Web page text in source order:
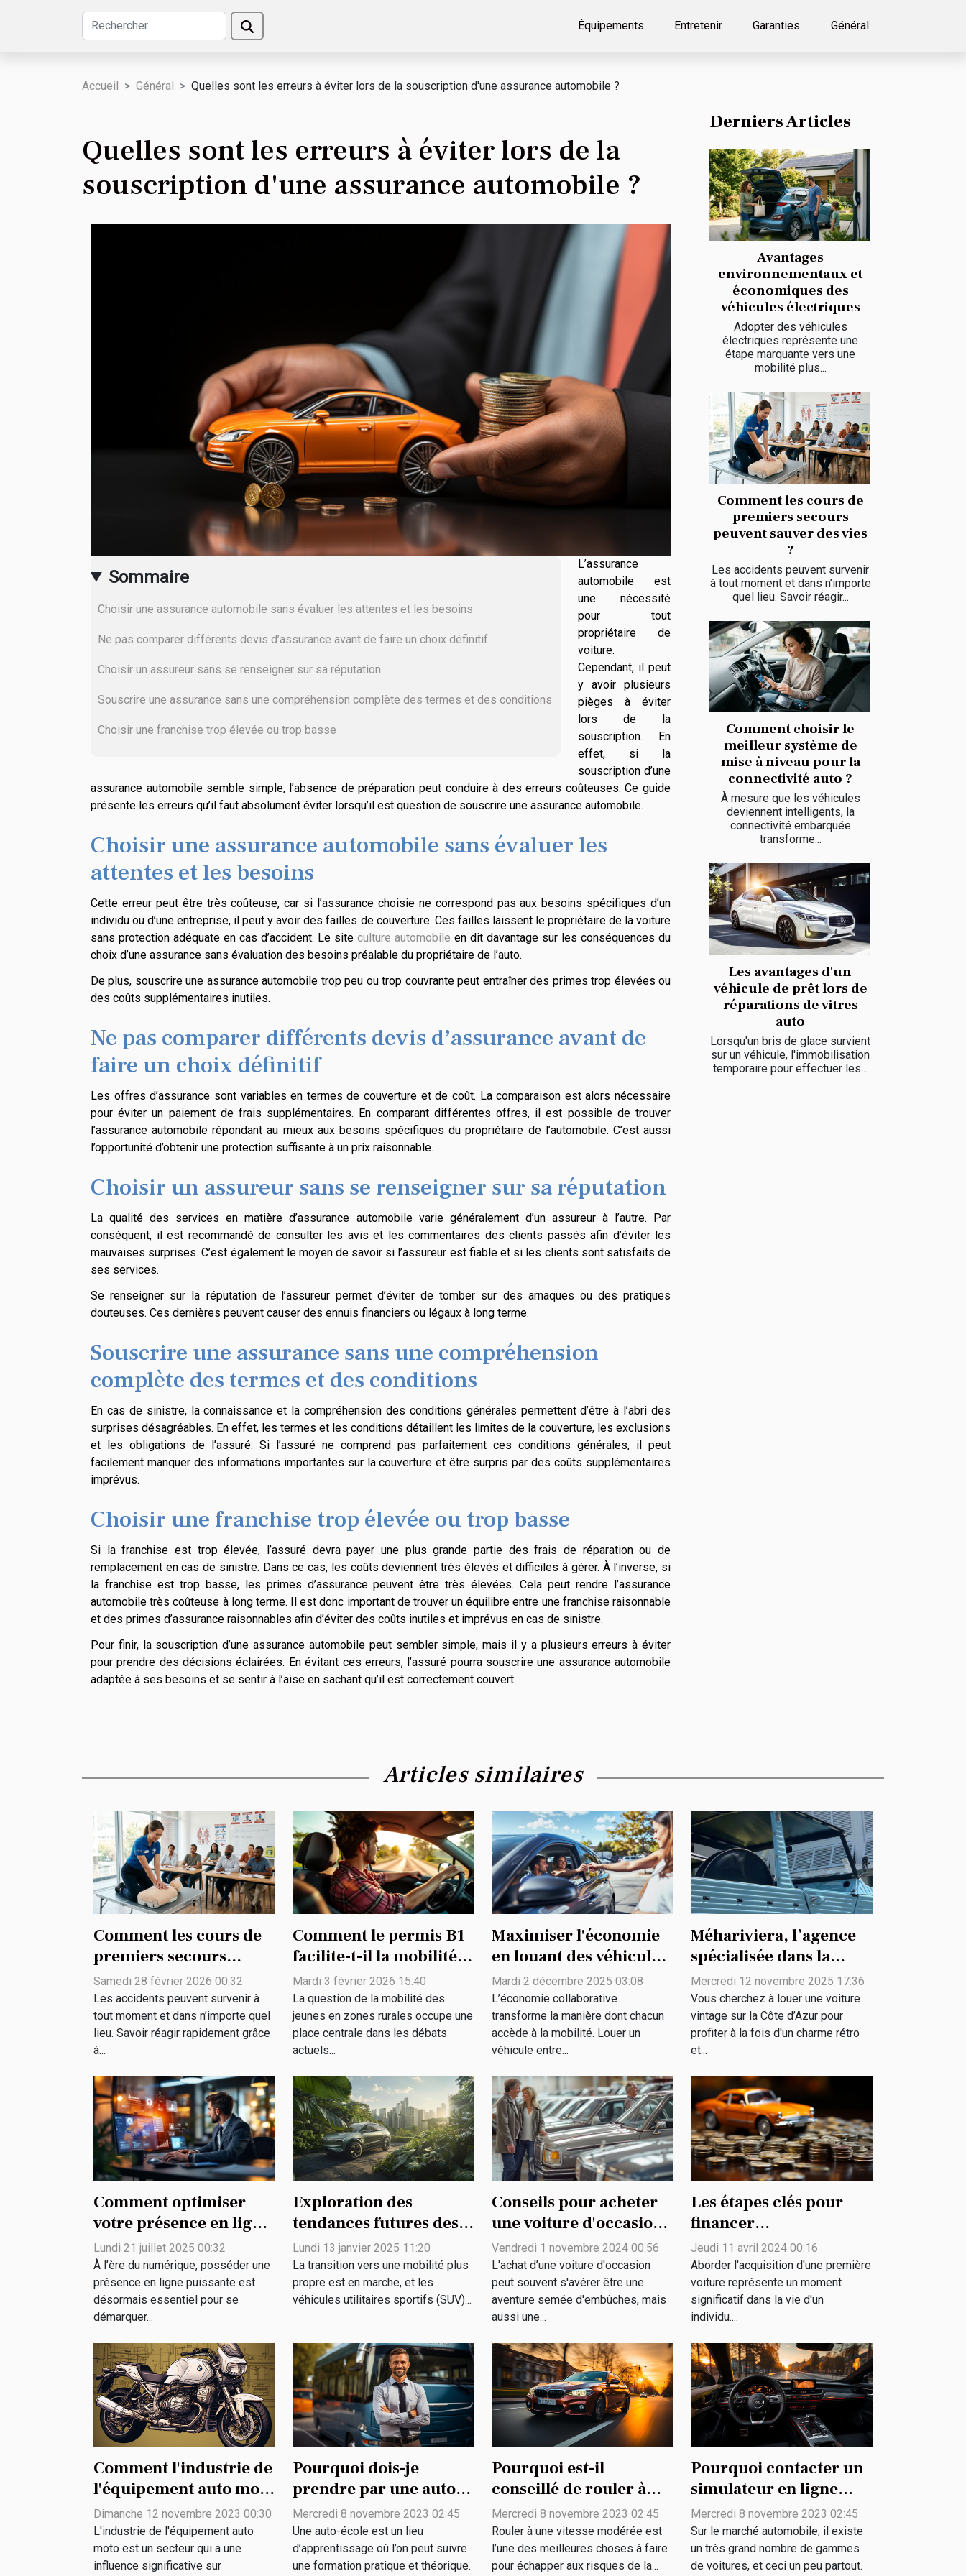
Équipements Entretenir Garanties Général
Accueil Général Quelles sont les erreurs à éviter lors de la souscription d'une assurance automobile ?
Quelles sont les erreurs à éviter lors de la
souscription d'une assurance automobile ?
Sommaire
Choisir une assurance automobile sans évaluer les attentes et les besoins
Ne pas comparer différents devis d’assurance avant de faire un choix définitif
Choisir un assureur sans se renseigner sur sa réputation
Souscrire une assurance sans une compréhension complète des termes et des conditions
Choisir une franchise trop élevée ou trop basse
L’assurance
automobile est
une nécessité
pour tout
propriétaire de
voiture.
Cependant, il peut
y avoir plusieurs
pièges à éviter
lors de la
souscription. En
effet, si la
souscription d’une
assurance automobile semble simple, l’absence de préparation peut conduire à des erreurs coûteuses. Ce guide
présente les erreurs qu’il faut absolument éviter lorsqu’il est question de souscrire une assurance automobile.
Choisir une assurance automobile sans évaluer les
attentes et les besoins
Cette erreur peut être très coûteuse, car si l’assurance choisie ne correspond pas aux besoins spécifiques d’un
individu ou d’une entreprise, il peut y avoir des failles de couverture. Ces failles laissent le propriétaire de la voiture
sans protection adéquate en cas d’accident. Le site culture automobile en dit davantage sur les conséquences du
choix d’une assurance sans évaluation des besoins préalable du propriétaire de l’auto.
De plus, souscrire une assurance automobile trop peu ou trop couvrante peut entraîner des primes trop élevées ou
des coûts supplémentaires inutiles.
Ne pas comparer différents devis d’assurance avant de
faire un choix définitif
Les offres d’assurance sont variables en termes de couverture et de coût. La comparaison est alors nécessaire
pour éviter un paiement de frais supplémentaires. En comparant différentes offres, il est possible de trouver
l’assurance automobile répondant au mieux aux besoins spécifiques du propriétaire de l’automobile. C’est aussi
l’opportunité d’obtenir une protection suffisante à un prix raisonnable.
Choisir un assureur sans se renseigner sur sa réputation
La qualité des services en matière d’assurance automobile varie généralement d’un assureur à l’autre. Par
conséquent, il est recommandé de consulter les avis et les commentaires des clients passés afin d’éviter les
mauvaises surprises. C’est également le moyen de savoir si l’assureur est fiable et si les clients sont satisfaits de
ses services.
Se renseigner sur la réputation de l’assureur permet d’éviter de tomber sur des arnaques ou des pratiques
douteuses. Ces dernières peuvent causer des ennuis financiers ou légaux à long terme.
Souscrire une assurance sans une compréhension
complète des termes et des conditions
En cas de sinistre, la connaissance et la compréhension des conditions générales permettent d’être à l’abri des
surprises désagréables. En effet, les termes et les conditions détaillent les limites de la couverture, les exclusions
et les obligations de l’assuré. Si l’assuré ne comprend pas parfaitement ces conditions générales, il peut
facilement manquer des informations importantes sur la couverture et être surpris par des coûts supplémentaires
imprévus.
Choisir une franchise trop élevée ou trop basse
Si la franchise est trop élevée, l’assuré devra payer une plus grande partie des frais de réparation ou de
remplacement en cas de sinistre. Dans ce cas, les coûts deviennent très élevés et difficiles à gérer. À l’inverse, si
la franchise est trop basse, les primes d’assurance peuvent être très élevées. Cela peut rendre l’assurance
automobile très coûteuse à long terme. Il est donc important de trouver un équilibre entre une franchise raisonnable
et des primes d’assurance raisonnables afin d’éviter des coûts inutiles et imprévus en cas de sinistre.
Pour finir, la souscription d’une assurance automobile peut sembler simple, mais il y a plusieurs erreurs à éviter
pour prendre des décisions éclairées. En évitant ces erreurs, l’assuré pourra souscrire une assurance automobile
adaptée à ses besoins et se sentir à l’aise en sachant qu’il est correctement couvert.
Derniers Articles
Avantages
environnementaux et
économiques des
véhicules électriques
Adopter des véhicules
électriques représente une
étape marquante vers une
mobilité plus...
Comment les cours de
premiers secours
peuvent sauver des vies
?
Les accidents peuvent survenir
à tout moment et dans n’importe
quel lieu. Savoir réagir...
Comment choisir le
meilleur système de
mise à niveau pour la
connectivité auto ?
À mesure que les véhicules
deviennent intelligents, la
connectivité embarquée
transforme...
Les avantages d'un
véhicule de prêt lors de
réparations de vitres
auto
Lorsqu'un bris de glace survient
sur un véhicule, l'immobilisation
temporaire pour effectuer les...
Articles similaires
Comment les cours de
premiers secours
peuvent sauver des vies
?
Samedi 28 février 2026 00:32
Les accidents peuvent survenir à
tout moment et dans n’importe quel
lieu. Savoir réagir rapidement grâce
à...
Comment le permis B1
facilite-t-il la mobilité
des jeunes en zones
rurales ?
Mardi 3 février 2026 15:40
La question de la mobilité des
jeunes en zones rurales occupe une
place centrale dans les débats
actuels...
Maximiser l'économie
en louant des véhicules
entre particuliers
Mardi 2 décembre 2025 03:08
L’économie collaborative
transforme la manière dont chacun
accède à la mobilité. Louer un
véhicule entre...
Méhariviera, l’agence
spécialisée dans la
location de voitures
vintage
Mercredi 12 novembre 2025 17:36
Vous cherchez à louer une voiture
vintage sur la Côte d’Azur pour
profiter à la fois d'un charme rétro
et...
Comment optimiser
votre présence en ligne
grâce à des solutions
publicitaires
innovantes ?
Lundi 21 juillet 2025 00:32
À l’ère du numérique, posséder une
présence en ligne puissante est
désormais essentiel pour se
démarquer...
Exploration des
tendances futures des
SUV électriques et leur
impact
environnemental
Lundi 13 janvier 2025 11:20
La transition vers une mobilité plus
propre est en marche, et les
véhicules utilitaires sportifs (SUV)...
Conseils pour acheter
une voiture d'occasion
en toute sécurité
Vendredi 1 novembre 2024 00:56
L'achat d’une voiture d'occasion
peut souvent s'avérer être une
aventure semée d'embûches, mais
aussi une...
Les étapes clés pour
financer
intelligemment votre
première voiture
Jeudi 11 avril 2024 00:16
Aborder l'acquisition d'une première
voiture représente un moment
significatif dans la vie d'un
individu....
Comment l'industrie de
l'équipement auto moto
contribue à l'économie
Dimanche 12 novembre 2023 00:30
L'industrie de l'équipement auto
moto est un secteur qui a une
influence significative sur
Pourquoi dois-je
prendre par une auto-
école ?
Mercredi 8 novembre 2023 02:45
Une auto-école est un lieu
d’apprentissage où l’on peut suivre
une formation pratique et théorique.
Pourquoi est-il
conseillé de rouler à
une vitesse modérée ?
Mercredi 8 novembre 2023 02:45
Rouler à une vitesse modérée est
l’une des meilleures choses à faire
pour échapper aux risques de la...
Pourquoi contacter un
simulateur en ligne
pour un achat de
véhicule ?
Mercredi 8 novembre 2023 02:45
Sur le marché automobile, il existe
un très grand nombre de gammes
de voitures, et ceci un peu partout.